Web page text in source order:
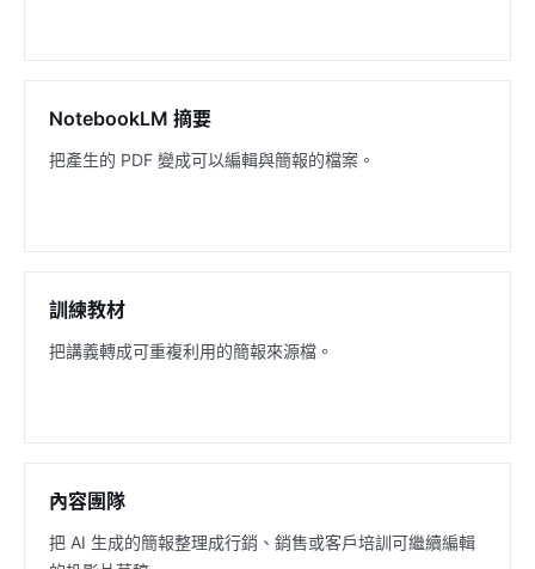
NotebookLM 摘要
把產生的 PDF 變成可以編輯與簡報的檔案。
訓練教材
把講義轉成可重複利用的簡報來源檔。
內容團隊
把 AI 生成的簡報整理成行銷、銷售或客戶培訓可繼續編輯